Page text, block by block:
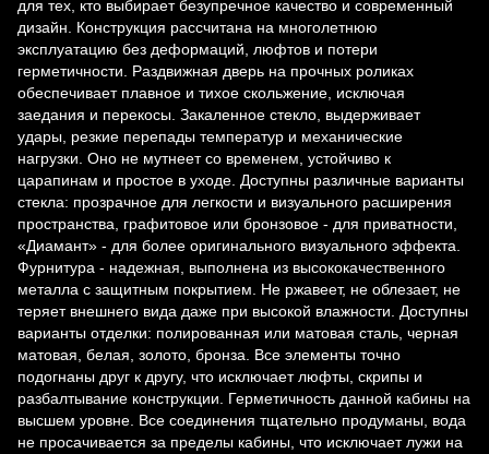
для тех, кто выбирает безупречное качество и современный
дизайн. Конструкция рассчитана на многолетнюю
эксплуатацию без деформаций, люфтов и потери
герметичности. Раздвижная дверь на прочных роликах
обеспечивает плавное и тихое скольжение, исключая
заедания и перекосы. Закаленное стекло, выдерживает
удары, резкие перепады температур и механические
нагрузки. Оно не мутнеет со временем, устойчиво к
царапинам и простое в уходе. Доступны различные варианты
стекла: прозрачное для легкости и визуального расширения
пространства, графитовое или бронзовое - для приватности,
«Диамант» - для более оригинального визуального эффекта.
Фурнитура - надежная, выполнена из высококачественного
металла с защитным покрытием. Не ржавеет, не облезает, не
теряет внешнего вида даже при высокой влажности. Доступны
варианты отделки: полированная или матовая сталь, черная
матовая, белая, золото, бронза. Все элементы точно
подогнаны друг к другу, что исключает люфты, скрипы и
разбалтывание конструкции. Герметичность данной кабины на
высшем уровне. Все соединения тщательно продуманы, вода
не просачивается за пределы кабины, что исключает лужи на